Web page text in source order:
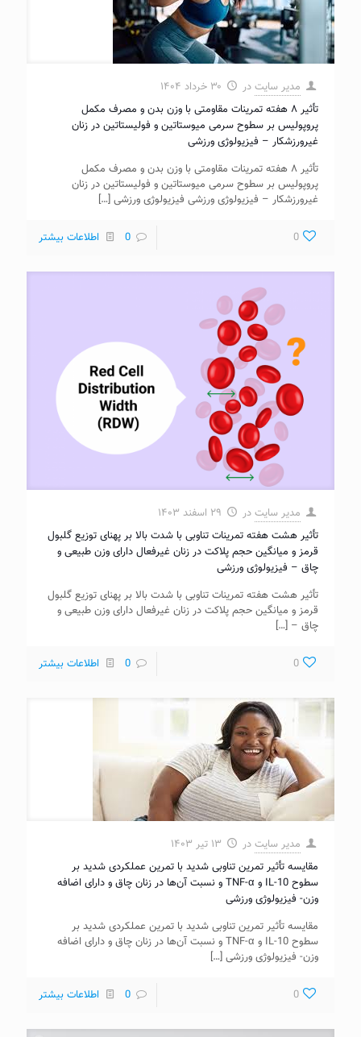
مدیر سایت در
۳۰ خرداد ۱۴۰۴
تأثیر ۸ هفته تمرینات مقاومتی با وزن بدن و مصرف مکمل
پروپولیس بر سطوح سرمی میوستاتین و فولیستاتین در زنان
غیرورزشکار – فیزیولوژی ورزشی
تأثیر ۸ هفته تمرینات مقاومتی با وزن بدن و مصرف مکمل
پروپولیس بر سطوح سرمی میوستاتین و فولیستاتین در زنان
غیرورزشکار – فیزیولوژی ورزشی فیزیولوژی ورزشی […]
0
0 اطلاعات بیشتر
مدیر سایت در
۲۹ اسفند ۱۴۰۳
تأثیر هشت هفته تمرینات تناوبی با شدت بالا بر پهنای توزیع گلبول
قرمز و میانگین حجم پلاکت در زنان غیرفعال دارای وزن طبیعی و
چاق – فیزیولوژی ورزشی
تأثیر هشت هفته تمرینات تناوبی با شدت بالا بر پهنای توزیع گلبول
قرمز و میانگین حجم پلاکت در زنان غیرفعال دارای وزن طبیعی و
چاق – […]
0
0 اطلاعات بیشتر
مدیر سایت در
۱۳ تیر ۱۴۰۳
مقایسه تأثیر تمرین تناوبی شدید با تمرین عملکردی شدید بر
سطوح IL-10 و TNF-α و نسبت آن‌ها در زنان چاق و دارای اضافه
وزن- فیزیولوژی ورزشی
مقایسه تأثیر تمرین تناوبی شدید با تمرین عملکردی شدید بر
سطوح IL-10 و TNF-α و نسبت آن‌ها در زنان چاق و دارای اضافه
وزن- فیزیولوژی ورزشی […]
0
0 اطلاعات بیشتر